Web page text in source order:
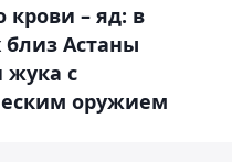
крови – яд: в
близ Астаны
с
оружием